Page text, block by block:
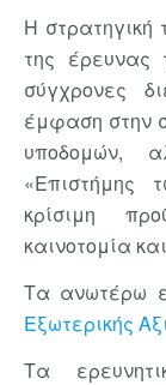
Η στρατηγική
της έρευνας
σύγχρονες
έμφαση στην
υποδομών,
«Επιστήμης
κρίσιμη
καινοτομία
Τα ανωτέρω
Εξωτερικής
Τα